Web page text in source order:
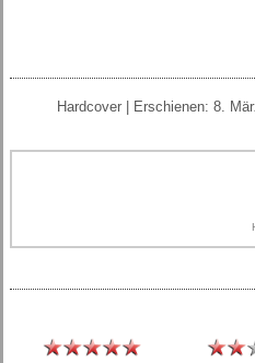
Hardcover | Erschienen: 8.